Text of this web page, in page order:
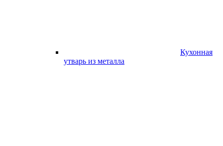
Кухонная
утварь из металла